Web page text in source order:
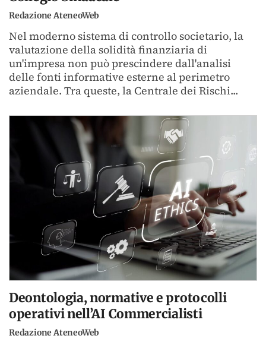
Redazione AteneoWeb
Nel moderno sistema di controllo societario, la
valutazione della solidità finanziaria di
un'impresa non può prescindere dall'analisi
delle fonti informative esterne al perimetro
aziendale. Tra queste, la Centrale dei Rischi...
Deontologia, normative e protocolli
operativi nell’AI Commercialisti
Redazione AteneoWeb